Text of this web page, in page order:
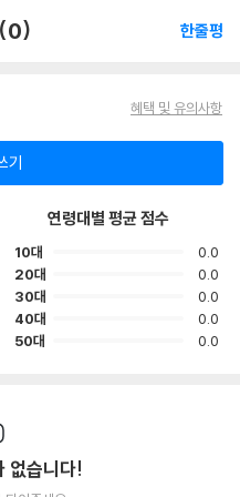
한줄평
혜택 및 유의사항
기
연령대별 평균 점수
10대
0.0
20대
0.0
30대
0.0
40대
0.0
50대
0.0
없습니다!